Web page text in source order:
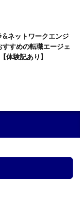
&ネットワークエンジ
すすめの転職エージェ
体験記あり】